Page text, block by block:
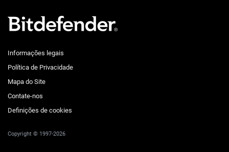
Informações legais
Política de Privacidade
Mapa do Site
Contate-nos
Definições de cookies
Copyright © 1997-2026